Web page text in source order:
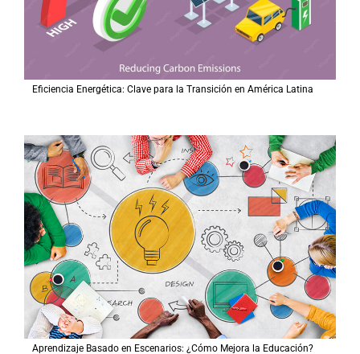
Eficiencia Energética: Clave para la Transición en América Latina
Aprendizaje Basado en Escenarios: ¿Cómo Mejora la Educación?